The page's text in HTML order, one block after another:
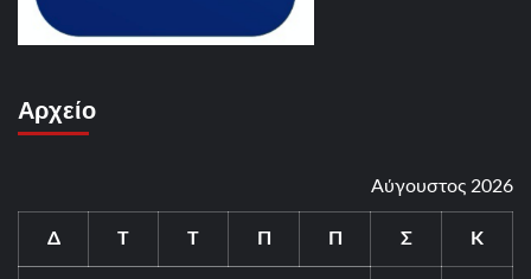
Αρχείο
Αύγουστος 2026
Δ Τ Τ Π Π Σ Κ